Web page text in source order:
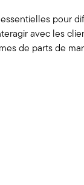
avec les
de parts de